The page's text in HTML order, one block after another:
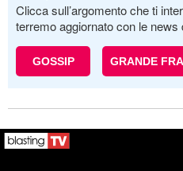
Clicca sull’argomento che ti
terremo aggiornato con le news
GOSSIP GRANDE